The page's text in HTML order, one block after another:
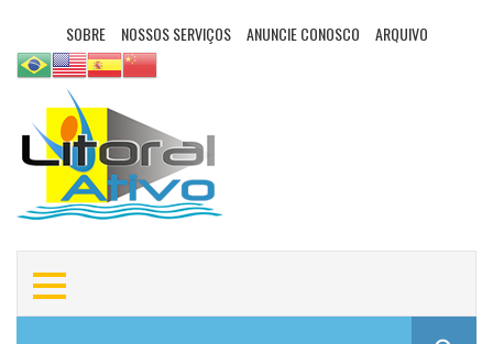
SOBRE NOSSOS SERVIÇOS ANUNCIE CONOSCO ARQUIVO